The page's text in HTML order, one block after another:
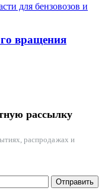
для бензовозов и
вращения
рассылку
распродажах и